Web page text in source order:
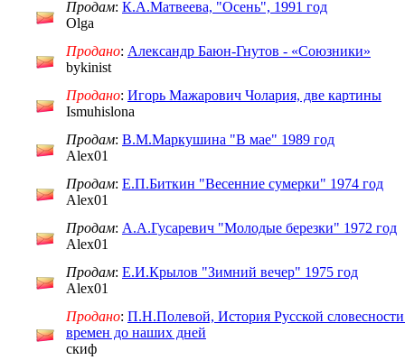
Продам: К.А.Матвеева, "Осень", 1991 год
Olga
Продано: Александр Баюн-Гнутов - «Союзники»
bykinist
Продано: Игорь Мажарович Чолария, две картины
Ismuhislona
Продам: В.М.Маркушина "В мае" 1989 год
Alex01
Продам: Е.П.Биткин "Весенние сумерки" 1974 год
Alex01
Продам: А.А.Гусаревич "Молодые березки" 1972 год
Alex01
Продам: Е.И.Крылов "Зимний вечер" 1975 год
Alex01
Продано: П.Н.Полевой, История Русской
времен до наших дней
скиф